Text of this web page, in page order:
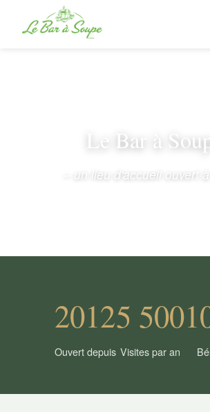
Le Bar à
– un lieu d'accueil ouvert à
2012
Ouvert depuis
5 500
Visites par an